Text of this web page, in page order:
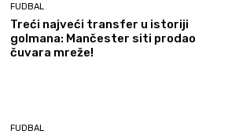
FUDBAL
Treći najveći transfer u istoriji
golmana: Mančester siti prodao
čuvara mreže!
FUDBAL